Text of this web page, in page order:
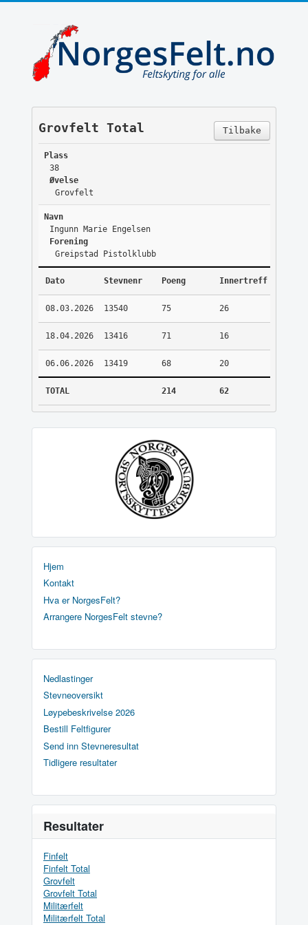
Tilbake
Grovfelt Total
Plass
38
Øvelse
Grovfelt
Navn
Ingunn Marie Engelsen
Forening
Greipstad Pistolklubb
Dato Stevnenr Poeng Innertreff
08.03.2026 13540 75 26
18.04.2026 13416 71 16
06.06.2026 13419 68 20
TOTAL 214 62
Hjem
Kontakt
Hva er NorgesFelt?
Arrangere NorgesFelt stevne?
Nedlastinger
Stevneoversikt
Løypebeskrivelse 2026
Bestill Feltfigurer
Send inn Stevneresultat
Tidligere resultater
Resultater
Finfelt
Finfelt Total
Grovfelt
Grovfelt Total
Militærfelt
Militærfelt Total